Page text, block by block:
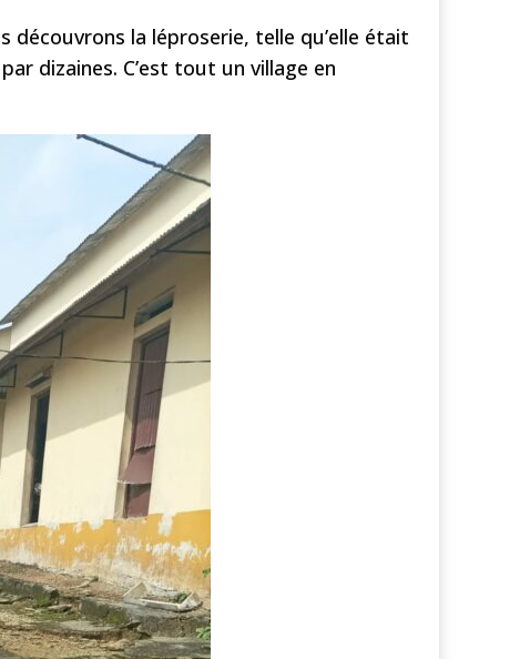
découvrons la léproserie, telle qu’elle était
dizaines. C’est tout un village en